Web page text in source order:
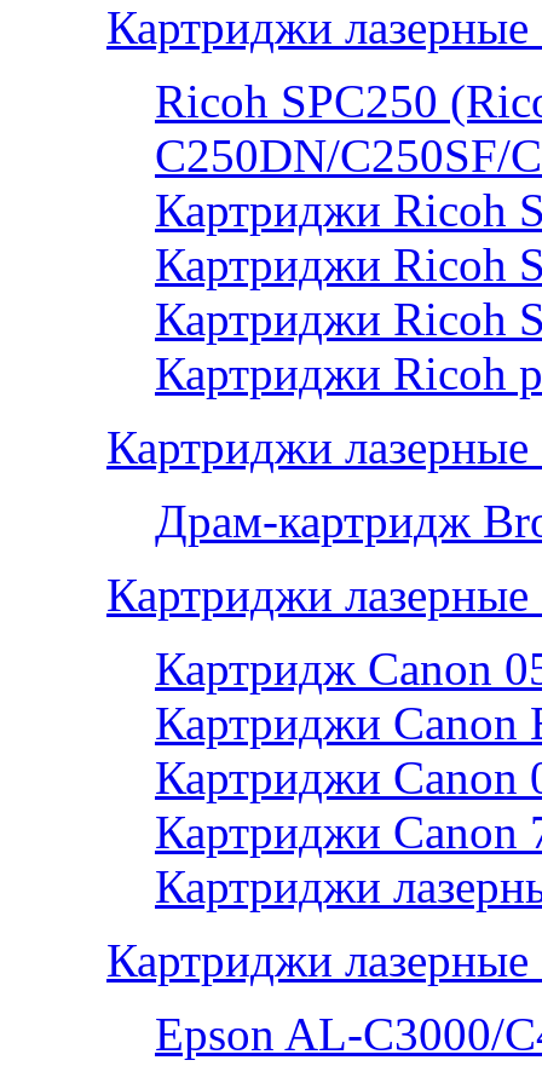
Картриджи
Ricoh SPC250
C250DN/C250SF/
Картриджи Ricoh
Картриджи Ricoh
Картриджи Ricoh
Картриджи Ricoh
Картриджи
Драм-картридж
Картриджи лазерные
Картридж Canon
Картриджи Canon
Картриджи Canon
Картриджи Canon
Картриджи
Картриджи лазерные
Epson AL-С3000/